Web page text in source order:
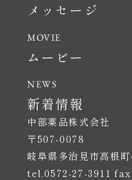
中部薬品株式会社
〒507-0078
岐阜県多治見市高根
tel.0572-27-3911
メッセージ
ムービー
新着情報